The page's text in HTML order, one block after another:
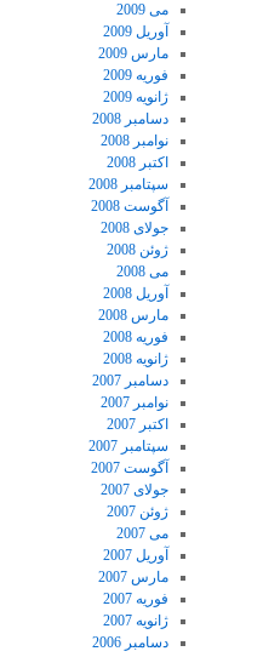
می 2009
آوریل 2009
مارس 2009
فوریه 2009
ژانویه 2009
دسامبر 2008
نوامبر 2008
اکتبر 2008
سپتامبر 2008
آگوست 2008
جولای 2008
ژوئن 2008
می 2008
آوریل 2008
مارس 2008
فوریه 2008
ژانویه 2008
دسامبر 2007
نوامبر 2007
اکتبر 2007
سپتامبر 2007
آگوست 2007
جولای 2007
ژوئن 2007
می 2007
آوریل 2007
مارس 2007
فوریه 2007
ژانویه 2007
دسامبر 2006